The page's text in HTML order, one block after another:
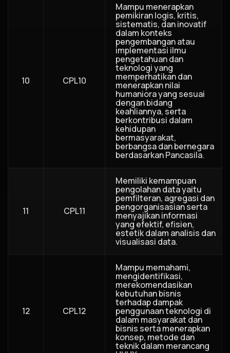
10 CPL10
Mampu menerapkan
pemikiran logis, kritis,
sistematis, dan inovatif
dalam konteks
pengembangan atau
implementasi ilmu
pengetahuan dan
teknologi yang
memperhatikan dan
menerapkan nilai
humaniora yang sesuai
dengan bidang
keahliannya, serta
berkontribusi dalam
kehidupan
bermasyarakat,
berbangsa dan bernegara
berdasarkan Pancasila.
11 CPL11
Memiliki kemampuan
pengolahan data yaitu
pemfilteran, agregasi dan
pengorganisasian serta
menyajikan informasi
yang efektif, efisien,
estetik dalam analisis dan
visualisasi data.
12 CPL12
Mampu memahami,
mengidentifikasi,
merekomendasikan
kebutuhan bisnis
terhadap dampak
penggunaan teknologi di
dalam masyarakat dan
bisnis serta menerapkan
konsep, metode dan
teknik dalam merancang